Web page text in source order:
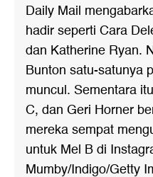
Daily Mail
hadir seperti Cara
dan Katherine Ryan.
Bunton satu-satunya
muncul. Sementara
C, dan Geri Horner
mereka sempat
untuk Mel B di
Mumby/Indigo/Getty